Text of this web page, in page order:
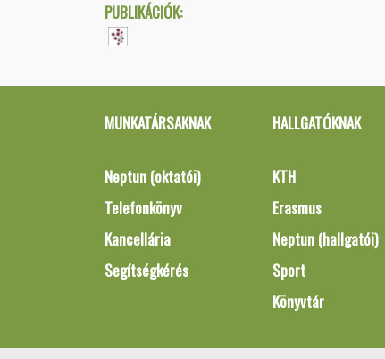
PUBLIKÁCIÓK:
MUNKATÁRSAKNAK
Neptun (oktatói)
Telefonkönyv
Kancellária
Segítségkérés
HALLGATÓKNAK
KTH
Erasmus
Neptun (hallgatói)
Sport
Könyvtár